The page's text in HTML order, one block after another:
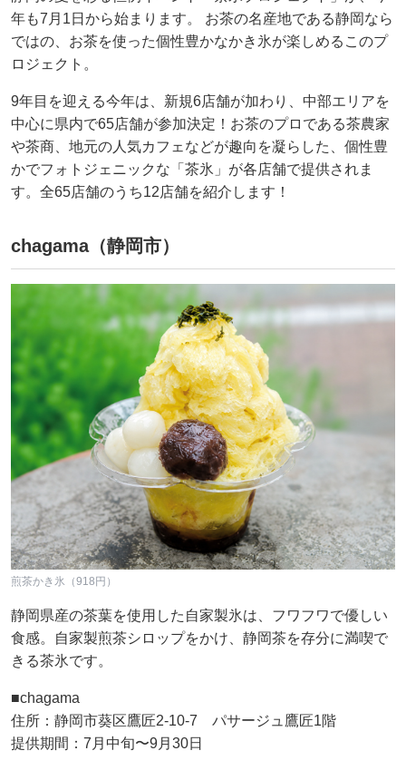
年も7月1日から始まります。 お茶の名産地である静岡なら
ではの、お茶を使った個性豊かなかき氷が楽しめるこのプ
ロジェクト。
9年目を迎える今年は、新規6店舗が加わり、中部エリアを
中心に県内で65店舗が参加決定！お茶のプロである茶農家
や茶商、地元の人気カフェなどが趣向を凝らした、個性豊
かでフォトジェニックな「茶氷」が各店舗で提供されま
す。全65店舗のうち12店舗を紹介します！
chagama（静岡市）
煎茶かき氷（918円）
静岡県産の茶葉を使用した自家製氷は、フワフワで優しい
食感。自家製煎茶シロップをかけ、静岡茶を存分に満喫で
きる茶氷です。
■chagama
住所：静岡市葵区鷹匠2-10-7 パサージュ鷹匠1階
提供期間：7月中旬〜9月30日